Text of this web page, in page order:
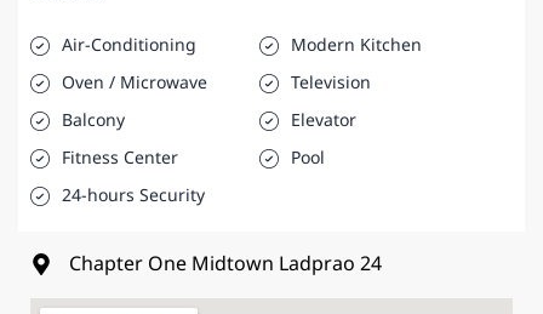
Air-Conditioning
Modern Kitchen
Oven / Microwave
Television
Balcony
Elevator
Fitness Center
Pool
24-hours Security
Chapter One Midtown Ladprao 24